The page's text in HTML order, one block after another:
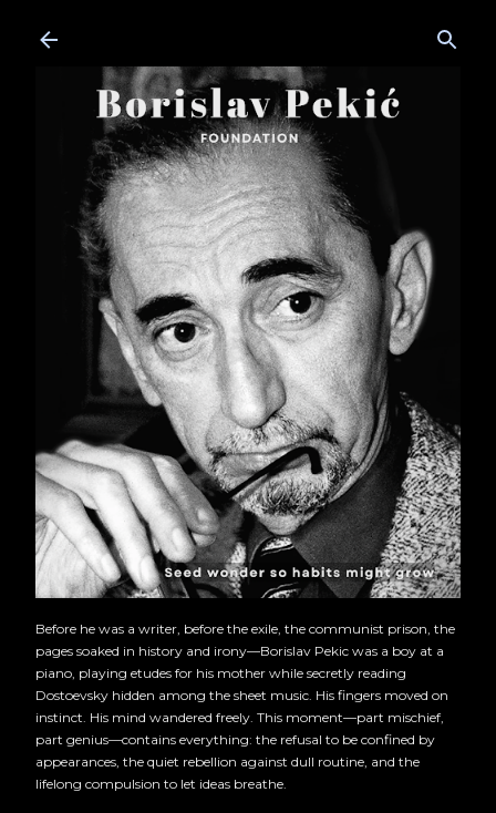
Before he was a writer, before the exile, the communist prison, the
pages soaked in history and irony—Borislav Pekic was a boy at a
piano, playing etudes for his mother while secretly reading
Dostoevsky hidden among the sheet music. His fingers moved on
instinct. His mind wandered freely. This moment—part mischief,
part genius—contains everything: the refusal to be confined by
appearances, the quiet rebellion against dull routine, and the
lifelong compulsion to let ideas breathe.